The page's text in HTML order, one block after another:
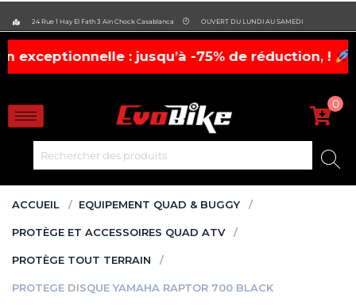
24 Rue 1 Hay El Fath 3 Ain Chock Casablanca OUVERT DU LUNDI AU SAMEDI
: jusqu’à -75% de réduction, !
0
ACCUEIL EQUIPEMENT QUAD & BUGGY
PROTÈGE ET ACCESSOIRES QUAD ATV
PROTÈGE TOUT TERRAIN
PROTEGE DISQUE YAMAHA RAPTOR 700 BLACK